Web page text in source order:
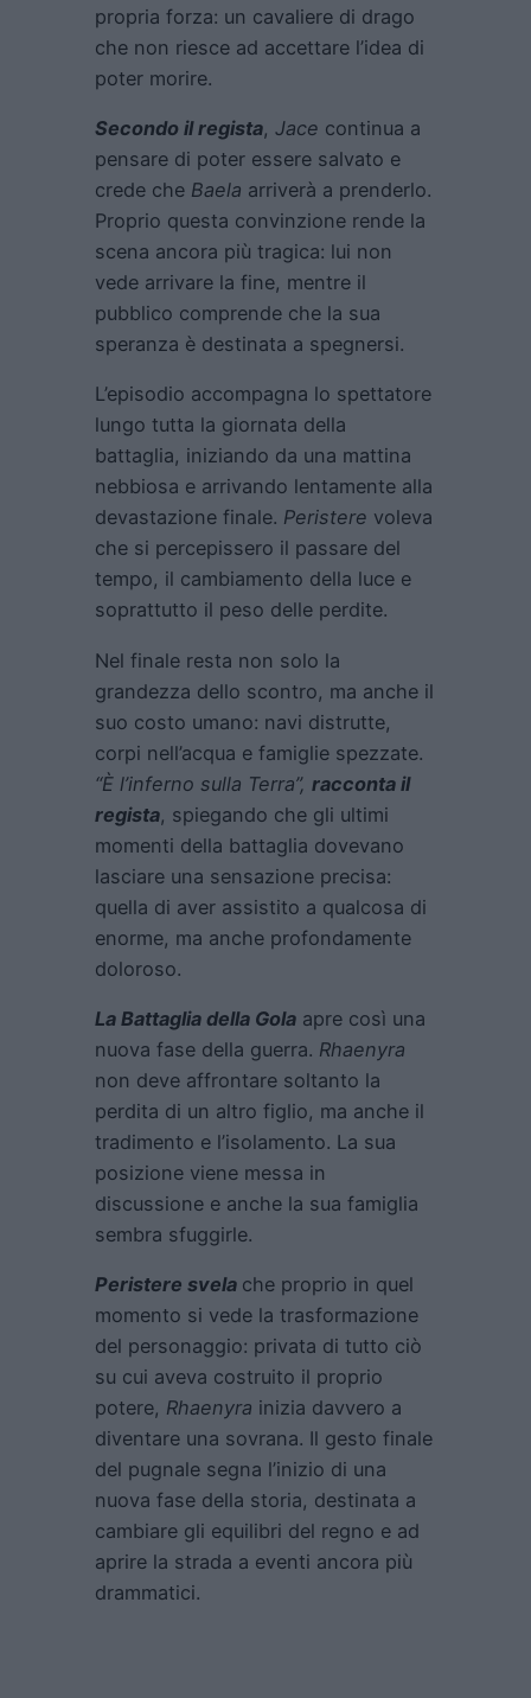
propria forza: un cavaliere di drago
che non riesce ad accettare l’idea di
poter morire.
Secondo il regista, Jace continua a
pensare di poter essere salvato e
crede che Baela arriverà a prenderlo.
Proprio questa convinzione rende la
scena ancora più tragica: lui non
vede arrivare la fine, mentre il
pubblico comprende che la sua
speranza è destinata a spegnersi.
L’episodio accompagna lo spettatore
lungo tutta la giornata della
battaglia, iniziando da una mattina
nebbiosa e arrivando lentamente alla
devastazione finale. Peristere voleva
che si percepissero il passare del
tempo, il cambiamento della luce e
soprattutto il peso delle perdite.
Nel finale resta non solo la
grandezza dello scontro, ma anche il
suo costo umano: navi distrutte,
corpi nell’acqua e famiglie spezzate.
“È l’inferno sulla Terra”, racconta il
regista, spiegando che gli ultimi
momenti della battaglia dovevano
lasciare una sensazione precisa:
quella di aver assistito a qualcosa di
enorme, ma anche profondamente
doloroso.
La Battaglia della Gola apre così una
nuova fase della guerra. Rhaenyra
non deve affrontare soltanto la
perdita di un altro figlio, ma anche il
tradimento e l’isolamento. La sua
posizione viene messa in
discussione e anche la sua famiglia
sembra sfuggirle.
Peristere svela che proprio in quel
momento si vede la trasformazione
del personaggio: privata di tutto ciò
su cui aveva costruito il proprio
potere, Rhaenyra inizia davvero a
diventare una sovrana. Il gesto finale
del pugnale segna l’inizio di una
nuova fase della storia, destinata a
cambiare gli equilibri del regno e ad
aprire la strada a eventi ancora più
drammatici.